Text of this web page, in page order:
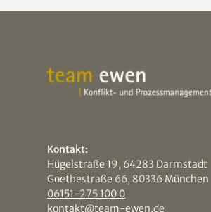
Kontakt:
Hügelstraße 19, 64283 Darmstadt
Goethestraße 66, 80336 München
06151-275 100 0
kontakt@team-ewen.de